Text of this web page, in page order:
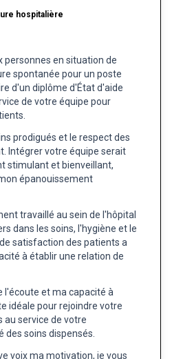
hospitalière
personnes en situation de
spontanée pour un poste
d'un diplôme d'État d'aide
de votre équipe pour
prodigués et le respect des
Intégrer votre équipe serait
stimulant et bienveillant,
épanouissement
travaillé au sein de l'hôpital
dans les soins, l'hygiène et le
satisfaction des patients a
à établir une relation de
l'écoute et ma capacité à
idéale pour rejoindre votre
service de votre
soins dispensés.
voix ma motivation, je vous